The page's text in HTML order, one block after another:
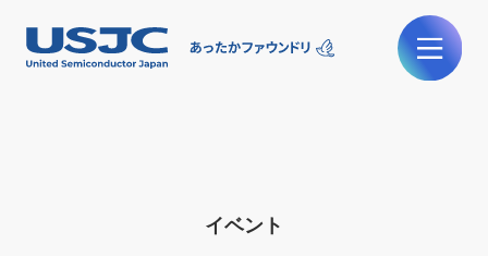
イベント